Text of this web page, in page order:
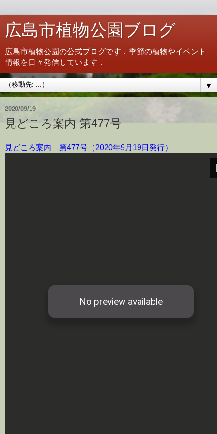
広島市植物公園ブログ
広島市植物公園の公式ブログです．季節の植物やイベント
情報を日々発信しています．
▼
2020/09/19
見どころ案内 第477号
見どころ案内 第477号（2020年9月19日発行）